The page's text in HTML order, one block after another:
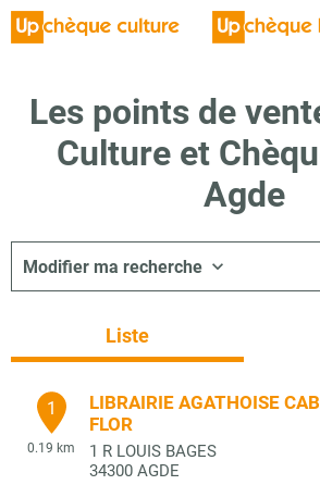
Les points de
Culture et
Agde
Modifier ma recherche
Liste
1
0.19 km
LIBRAIRIE AGATHOISE
FLOR
1 R LOUIS BAGES
34300 AGDE